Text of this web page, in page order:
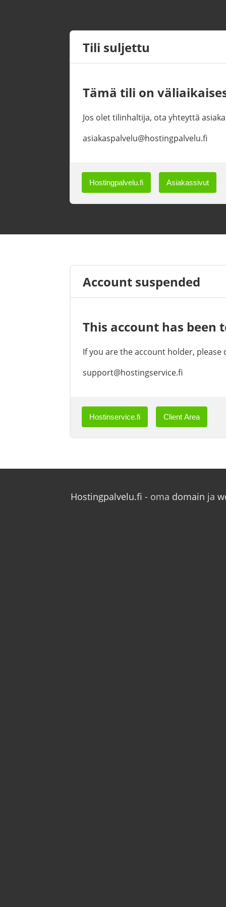
Tili suljettu
Tämä tili on
Jos olet tilinhaltija, ota yhteyttä
asiakaspalvelu@hostingpalvelu.fi
Hostingpalvelu.fi Asiakassivut
Account suspended
This account has been
If you are the account holder,
support@hostingservice.fi
Hostinservice.fi Client Area
Hostingpalvelu.fi - oma domain ja